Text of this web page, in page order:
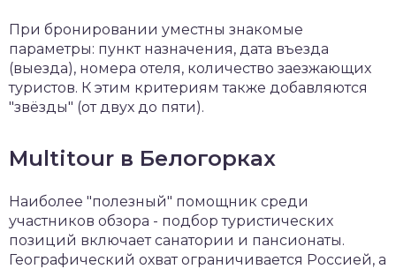
При бронировании уместны знакомые
параметры: пункт назначения, дата въезда
(выезда), номера отеля, количество заезжающих
туристов. К этим критериям также добавляются
"звёзды" (от двух до пяти).
Multitour в Белогорках
Наиболее "полезный" помощник среди
участников обзора - подбор туристических
позиций включает санатории и пансионаты.
Географический охват ограничивается Россией, а